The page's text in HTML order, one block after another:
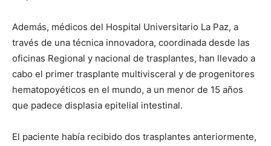
Además, médicos del Hospital Universitario La Paz, a
través de una técnica innovadora, coordinada desde las
oficinas Regional y nacional de trasplantes, han llevado a
cabo el primer trasplante multivisceral y de progenitores
hematopoyéticos en el mundo, a un menor de 15 años
que padece displasia epitelial intestinal.
El paciente había recibido dos trasplantes anteriormente,